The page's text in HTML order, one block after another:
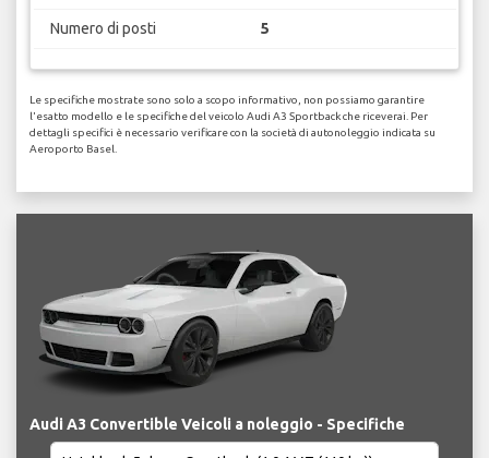
Numero di posti 5
Le specifiche mostrate sono solo a scopo informativo, non possiamo garantire
l'esatto modello e le specifiche del veicolo Audi A3 Sportback che riceverai. Per
dettagli specifici è necessario verificare con la società di autonoleggio indicata su
Aeroporto Basel.
Audi A3 Convertible Veicoli a noleggio - Specifiche